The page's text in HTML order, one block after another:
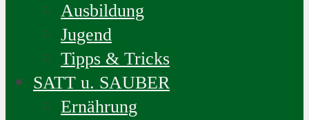
Ausbildung
Jugend
Tipps & Tricks
SATT u. SAUBER
Ernährung